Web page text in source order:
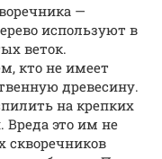
—
используют в
веток.
кто не имеет
древесину.
на крепких
Вреда это им не
скворечников